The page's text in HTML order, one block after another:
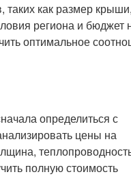
таких как размер
региона и бюджет
оптимальное
определиться с
цены на
полную стоимость